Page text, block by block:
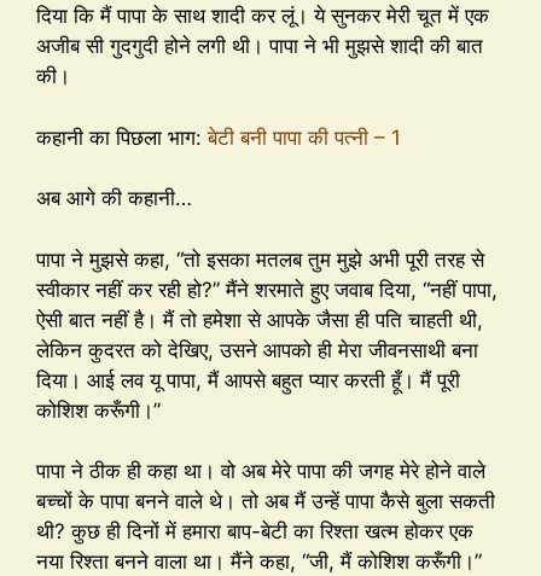
दिया कि मैं पापा के साथ शादी कर लूं। ये सुनकर मेरी चूत में एक
अजीब सी गुदगुदी होने लगी थी। पापा ने भी मुझसे शादी की बात
की।
कहानी का पिछला भाग:बेटी बनी पापा की पत्नी – 1
अब आगे की कहानी…
पापा ने मुझसे कहा, “तो इसका मतलब तुम मुझे अभी पूरी तरह से
स्वीकार नहीं कर रही हो?” मैंने शरमाते हुए जवाब दिया, “नहीं पापा,
ऐसी बात नहीं है। मैं तो हमेशा से आपके जैसा ही पति चाहती थी,
लेकिन कुदरत को देखिए, उसने आपको ही मेरा जीवनसाथी बना
दिया। आई लव यू पापा, मैं आपसे बहुत प्यार करती हूँ। मैं पूरी
कोशिश करूँगी।”
पापा ने ठीक ही कहा था। वो अब मेरे पापा की जगह मेरे होने वाले
बच्चों के पापा बनने वाले थे। तो अब मैं उन्हें पापा कैसे बुला सकती
थी? कुछ ही दिनों में हमारा बाप-बेटी का रिश्ता खत्म होकर एक
नया रिश्ता बनने वाला था। मैंने कहा, “जी, मैं कोशिश करूँगी।”